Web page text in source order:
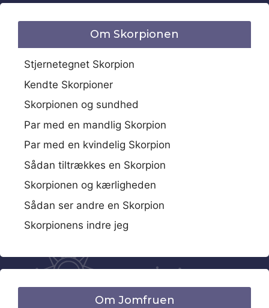
Om Skorpionen
Stjernetegnet Skorpion
Kendte Skorpioner
Skorpionen og sundhed
Par med en mandlig Skorpion
Par med en kvindelig Skorpion
Sådan tiltrækkes en Skorpion
Skorpionen og kærligheden
Sådan ser andre en Skorpion
Skorpionens indre jeg
Om Jomfruen